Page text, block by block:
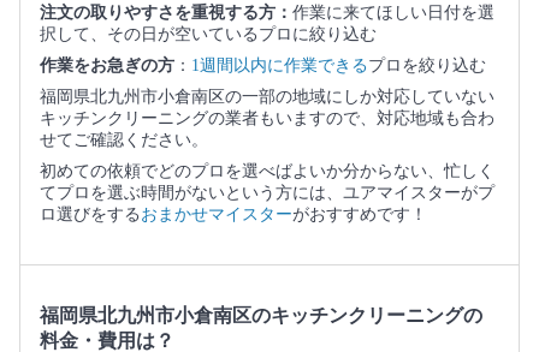
注文の取りやすさを重視する方： 作業に来てほしい日付を選
択して、その日が空いているプロに絞り込む
作業をお急ぎの方 ： 1週間以内に作業できるプロを絞り込む
福岡県北九州市小倉南区の一部の地域にしか対応していない
キッチンクリーニングの業者もいますので、対応地域も合わ
せてご確認ください。
初めての依頼でどのプロを選べばよいか分からない、忙しく
てプロを選ぶ時間がないという方には、ユアマイスターがプ
ロ選びをする おまかせマイスターがおすすめです！
福岡県北九州市小倉南区のキッチンクリーニングの
料金・費用は？